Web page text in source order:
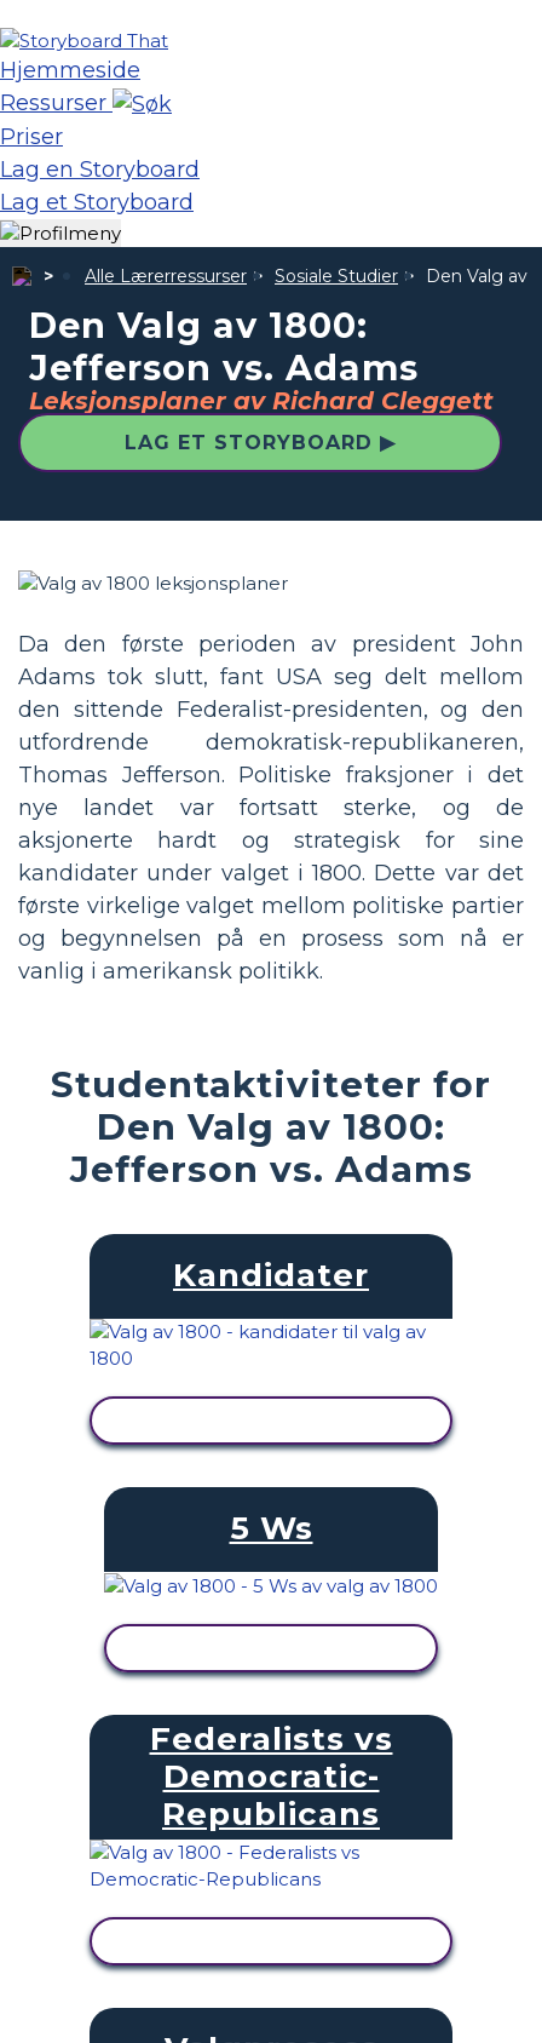
Hjemmeside
Ressurser
Priser
Lag en Storyboard
Lag et Storyboard
Alle Lærerressurser Sosiale Studier Den Valg av
Den Valg av 1800:
Jefferson vs. Adams
Leksjonsplaner av Richard Cleggett
LAG ET STORYBOARD ▶
Da den første perioden av president John
Adams tok slutt, fant USA seg delt mellom
den sittende Federalist-presidenten, og den
utfordrende demokratisk-republikaneren,
Thomas Jefferson. Politiske fraksjoner i det
nye landet var fortsatt sterke, og de
aksjonerte hardt og strategisk for sine
kandidater under valget i 1800. Dette var det
første virkelige valget mellom politiske partier
og begynnelsen på en prosess som nå er
vanlig i amerikansk politikk.
Studentaktiviteter for
Den Valg av 1800:
Jefferson vs. Adams
Kandidater
5 Ws
Federalists vs
Democratic-
Republicans